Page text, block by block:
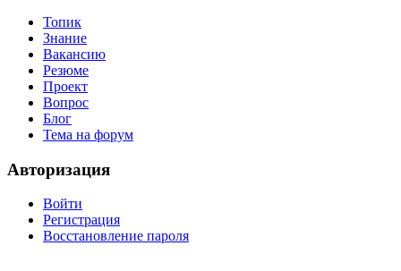
Топик
Знание
Вакансию
Резюме
Проект
Вопрос
Блог
Тема на форум
Авторизация
Войти
Регистрация
Восстановление пароля